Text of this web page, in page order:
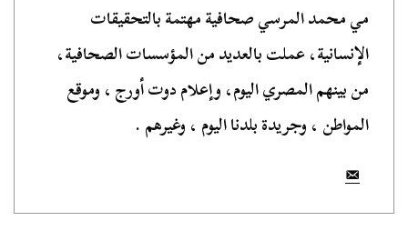
مي محمد المرسي صحافية مهتمة بالتحقيقات
الإنسانية، عملت بالعديد من المؤسسات الصحافية،
من بينهم المصري اليوم، وإعلام دوت أورج ، وموقع
المواطن ، وجريدة بلدنا اليوم ، وغيرهم .